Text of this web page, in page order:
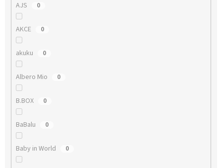
AJS 0
AKCE 0
akuku 0
Albero Mio 0
B.BOX 0
BaBalu 0
Baby in World 0